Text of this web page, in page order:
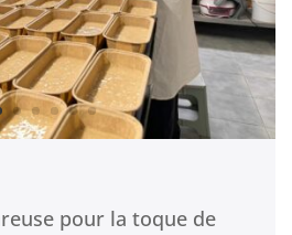
pour la toque de